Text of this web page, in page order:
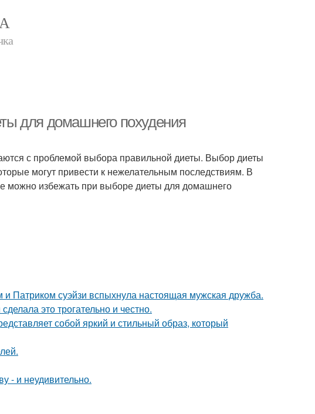
для домашнего похудения
с проблемой выбора правильной диеты. Выбор диеты
могут привести к нежелательным последствиям. В
можно избежать при выборе диеты для домашнего
Патриком суэйзи вспыхнула настоящая мужская дружба.
это трогательно и честно.
собой яркий и стильный образ, который
- и неудивительно.